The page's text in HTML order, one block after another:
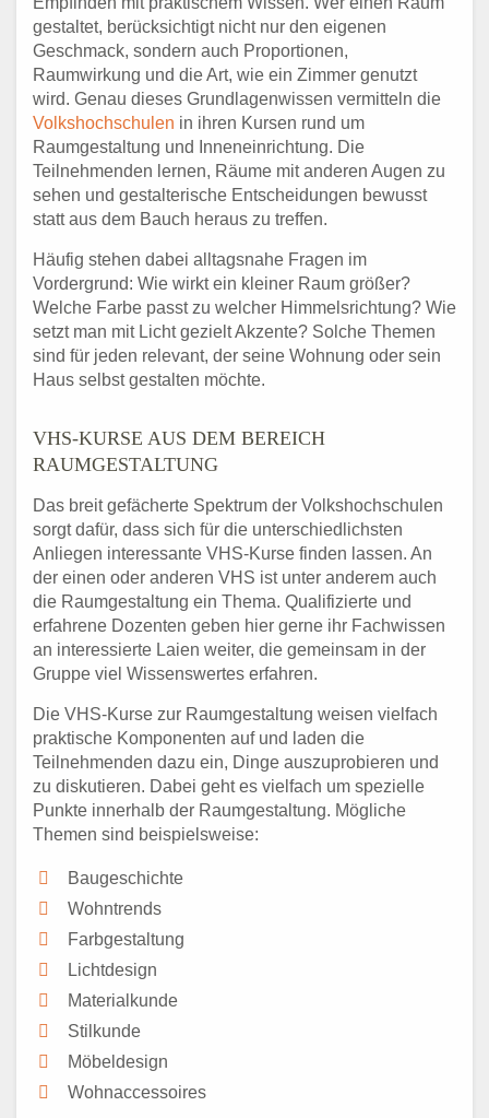
gestaltet, berücksichtigt nicht nur den eigenen
Geschmack, sondern auch Proportionen,
Raumwirkung und die Art, wie ein Zimmer genutzt
wird. Genau dieses Grundlagenwissen vermitteln die
Volkshochschulen in ihren Kursen rund um
Raumgestaltung und Inneneinrichtung. Die
Teilnehmenden lernen, Räume mit anderen Augen zu
sehen und gestalterische Entscheidungen bewusst
statt aus dem Bauch heraus zu treffen.
Häufig stehen dabei alltagsnahe Fragen im
Vordergrund: Wie wirkt ein kleiner Raum größer?
Welche Farbe passt zu welcher Himmelsrichtung? Wie
setzt man mit Licht gezielt Akzente? Solche Themen
sind für jeden relevant, der seine Wohnung oder sein
Haus selbst gestalten möchte.
VHS-KURSE AUS DEM BEREICH
RAUMGESTALTUNG
Das breit gefächerte Spektrum der Volkshochschulen
sorgt dafür, dass sich für die unterschiedlichsten
Anliegen interessante VHS-Kurse finden lassen. An
der einen oder anderen VHS ist unter anderem auch
die Raumgestaltung ein Thema. Qualifizierte und
erfahrene Dozenten geben hier gerne ihr Fachwissen
an interessierte Laien weiter, die gemeinsam in der
Gruppe viel Wissenswertes erfahren.
Die VHS-Kurse zur Raumgestaltung weisen vielfach
praktische Komponenten auf und laden die
Teilnehmenden dazu ein, Dinge auszuprobieren und
zu diskutieren. Dabei geht es vielfach um spezielle
Punkte innerhalb der Raumgestaltung. Mögliche
Themen sind beispielsweise:
Baugeschichte
Wohntrends
Farbgestaltung
Lichtdesign
Materialkunde
Stilkunde
Möbeldesign
Wohnaccessoires